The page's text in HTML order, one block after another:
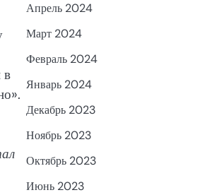
в
Апрель 2024
Март 2024
Февраль 2024
Январь 2024
Декабрь 2023
Ноябрь 2023
Октябрь 2023
Июнь 2023